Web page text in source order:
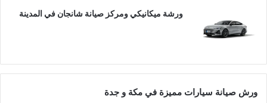
ورشة ميكانيكي ومركز صيانة شانجان في المدينة
ورش صيانة سيارات مميزة في مكة و جدة